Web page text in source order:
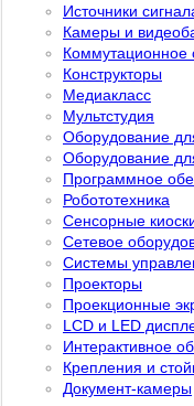
Источники
Камеры и
Коммутационное
Конструкторы
Медиакласс
Мультстудия
Оборудование
Оборудование
Программное
Робототехника
Сенсорные
Сетевое
Системы
Проекторы
Проекционные
LCD и LED
Интерактивное
Крепления и
Документ-камеры